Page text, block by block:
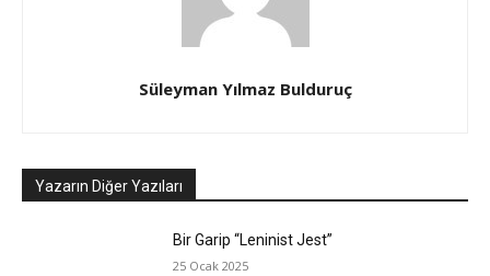
Süleyman Yılmaz Bulduruç
Yazarın Diğer Yazıları
Bir Garip “Leninist Jest”
25 Ocak 2025